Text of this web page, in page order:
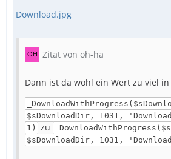
Download.jpg
Zitat von oh-ha
Dann ist da wohl ein Wert zu viel
$sDownloadDir, 1031,
1)
zu
$sDownloadDir, 1031,